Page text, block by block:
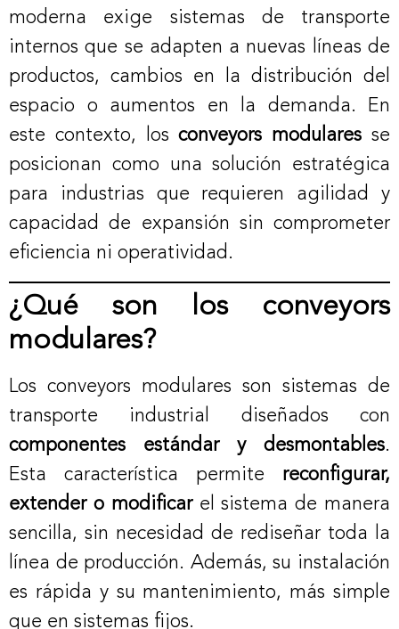
moderna exige sistemas de transporte
internos que se adapten a nuevas líneas de
productos, cambios en la distribución del
espacio o aumentos en la demanda. En
este contexto, losconveyors modulares se
posicionan como una solución estratégica
para industrias que requieren agilidad y
capacidad de expansión sin comprometer
eficiencia ni operatividad.
¿Qué son los conveyors
modulares?
Los conveyors modulares son sistemas de
transporte industrial diseñados con
componentes estándar y desmontables.
Esta característica permite reconfigurar,
extender o modificarel sistema de manera
sencilla, sin necesidad de rediseñar toda la
línea de producción. Además, su instalación
es rápida y su mantenimiento, más simple
que en sistemas fijos.